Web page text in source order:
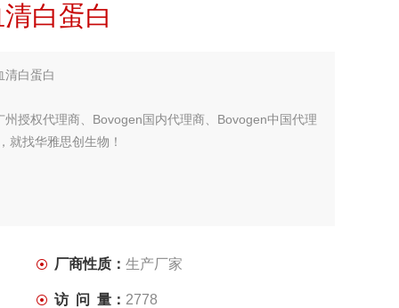
白蛋白
白蛋白
州授权代理商、Bovogen国内代理商、Bovogen中国代理
就找华雅思创生物！
厂商性质： 生产厂家
访 问 量： 2778